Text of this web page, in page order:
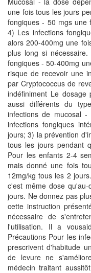
une fois tous les jours
fongiques - 50 mgs une
4) Les infections
alors 200-400mg une
plus long si
fongiques - 50-400mg
risque de recevoir une
par Cryptococcus de
indéfiniment Le
aussi différents du
infections de mucosal
infections fongiques
jours; 3) la prévention
tous les jours pendant
Pour les enfants 2-4
mais donné une fois
12mg/kg tous les 2
c'est même dose
jours. Ne donnez pas
cette instruction
nécessaire de
l'utilisation. Il a
Précautions Pour les
prescrivent d'habitude
de levure ne
médecin traitant